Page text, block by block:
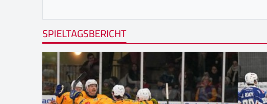
SPIELTAGSBERICHT